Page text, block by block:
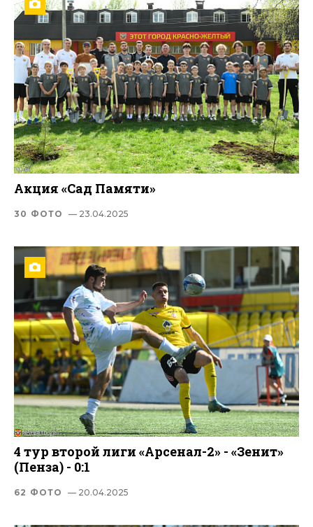
Акция «Сад Памяти»
30 ФОТО — 23.04.2025
4 тур второй лиги «Арсенал-2» - «Зенит»
(Пенза) - 0:1
62 ФОТО — 20.04.2025